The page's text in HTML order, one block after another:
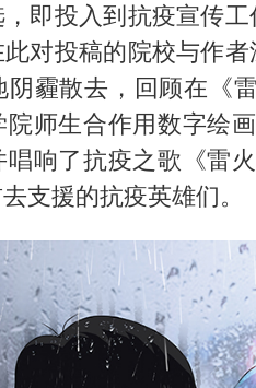
即投入到抗疫宣传
对投稿的院校与作
阴霾散去，回顾在《
院师生合作用数字绘
响了抗疫之歌《雷
支援的抗疫英雄们。